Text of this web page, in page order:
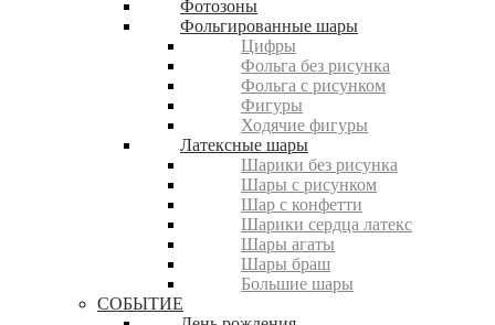
Фотозоны
Фольгированные шары
Цифры
Фольга без рисунка
Фольга с рисунком
Фигуры
Ходячие фигуры
Латексные шары
Шарики без рисунка
Шары с рисунком
Шар с конфетти
Шарики сердца латекс
Шары агаты
Шары браш
Большие шары
СОБЫТИЕ